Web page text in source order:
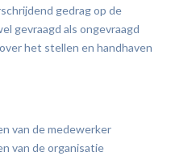
gedrag op de
gevraagd als ongevraagd
het stellen en handhaven
van de medewerker
van de organisatie